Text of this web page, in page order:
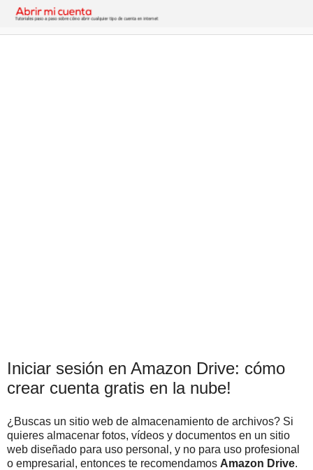
Iniciar sesión en Amazon Drive: cómo
crear cuenta gratis en la nube!
¿Buscas un sitio web de almacenamiento de archivos? Si
quieres almacenar fotos, vídeos y documentos en un sitio
web diseñado para uso personal, y no para uso profesional
o empresarial, entonces te recomendamos Amazon Drive.